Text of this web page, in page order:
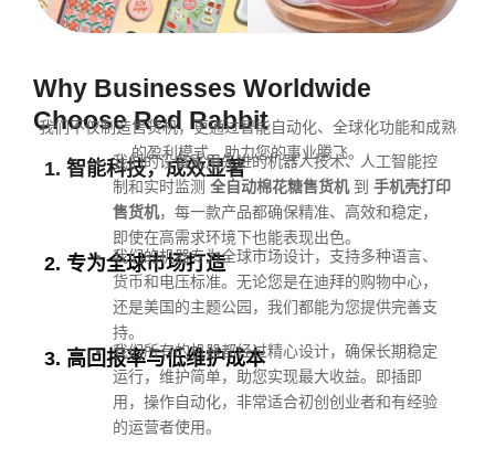
Why Businesses Worldwide
Choose Red Rabbit
我们不仅制造售货机，更通过智能自动化、全球化功能和成熟
的盈利模式，助力您的事业腾飞。
1. 智能科技，成效显著
我们的设备采用先进的机器人技术、人工智能控
制和实时监测 全自动棉花糖售货机到 手机壳打印
售货机，每一款产品都确保精准、高效和稳定，
即使在高需求环境下也能表现出色。
2. 专为全球市场打造
我们的机器专为全球市场设计，支持多种语言、
货币和电压标准。无论您是在迪拜的购物中心，
还是美国的主题公园，我们都能为您提供完善支
持。
3. 高回报率与低维护成本
我们所有的机器都经过精心设计，确保长期稳定
运行，维护简单，助您实现最大收益。即插即
用，操作自动化，非常适合初创创业者和有经验
的运营者使用。